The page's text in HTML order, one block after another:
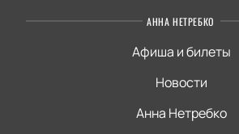
АННА НЕТРЕБКО
Афиша и билеты
Новости
Анна Нетребко